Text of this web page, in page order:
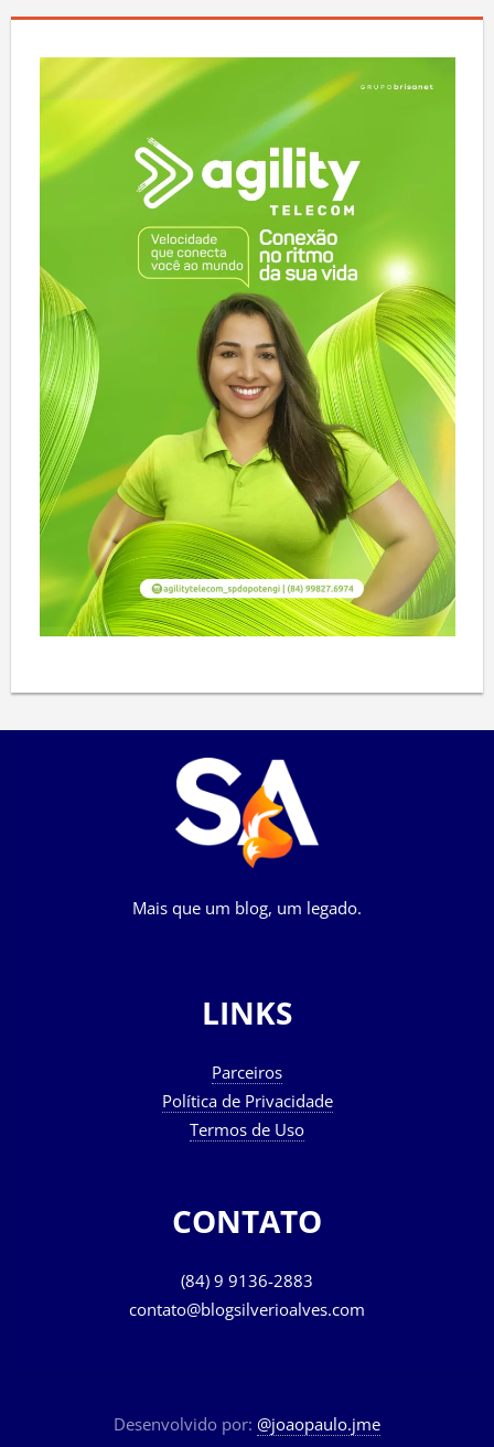
Mais que um blog, um legado.
LINKS
Parceiros
Política de Privacidade
Termos de Uso
CONTATO
(84) 9 9136-2883
contato@blogsilverioalves.com
Desenvolvido por: @joaopaulo.jme